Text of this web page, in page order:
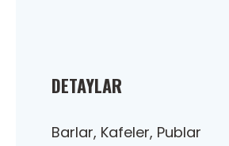
DETAYLAR
Barlar, Kafeler, Publar